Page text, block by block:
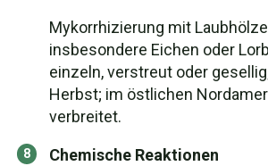
Mykorrhizierung mit
insbesondere Eichen oder
einzeln, verstreut oder
Herbst; im östlichen
verbreitet.
Chemische Reaktionen